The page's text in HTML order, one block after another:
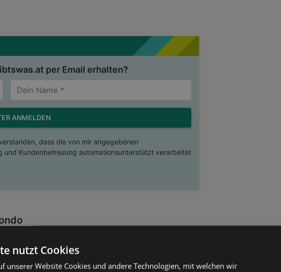
per Email erhalten?
ANMELDEN
dass die von mir angegebenen
und Kundenbetreuung automationsunterstützt verarbeitet
nutzt Cookies
unserer Website Cookies und andere Technologien, mit welchen wir